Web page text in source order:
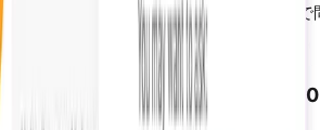
で24時間365日稼働し、人間の介入なしで
型人間対応（問い合わせの15〜